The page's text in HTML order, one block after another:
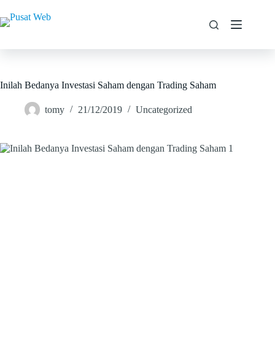
Inilah Bedanya Investasi Saham dengan Trading Saham
tomy 21/12/2019 Uncategorized